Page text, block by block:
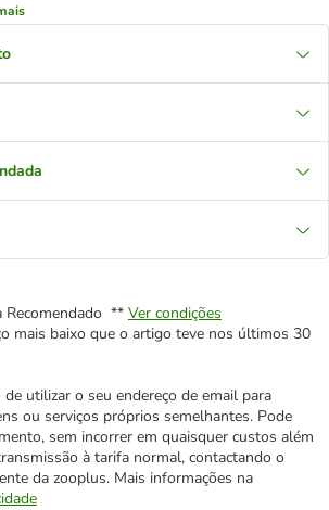
Recomendado ** Ver condições
mais baixo que o artigo teve nos últimos 30
utilizar o seu endereço de email para
ou serviços próprios semelhantes. Pode
sem incorrer em quaisquer custos além
à tarifa normal, contactando o
da zooplus. Mais informações na